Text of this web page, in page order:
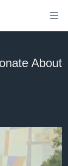
About